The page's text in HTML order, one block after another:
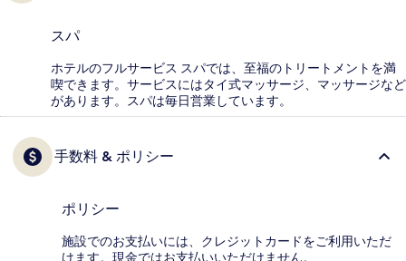
スパ
ホテルのフルサービス スパでは、至福のトリートメントを満
喫できます。サービスにはタイ式マッサージ、マッサージなど
があります。スパは毎日営業しています。
手数料 & ポリシー
ポリシー
施設でのお支払いには、クレジットカードをご利用いただ
けます。現金ではお支払いいただけません。